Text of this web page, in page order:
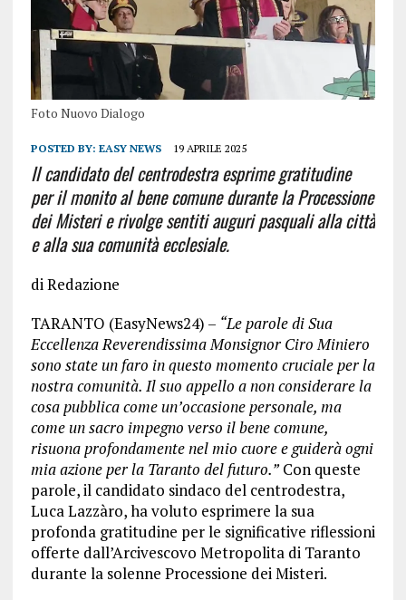
Foto Nuovo Dialogo
POSTED BY: EASY NEWS 19 APRILE 2025
Il candidato del centrodestra esprime gratitudine
per il monito al bene comune durante la Processione
dei Misteri e rivolge sentiti auguri pasquali alla città
e alla sua comunità ecclesiale.
di Redazione
TARANTO (EasyNews24) – “Le parole di Sua
Eccellenza Reverendissima Monsignor Ciro Miniero
sono state un faro in questo momento cruciale per la
nostra comunità. Il suo appello a non considerare la
cosa pubblica come un’occasione personale, ma
come un sacro impegno verso il bene comune,
risuona profondamente nel mio cuore e guiderà ogni
mia azione per la Taranto del futuro.”Con queste
parole, il candidato sindaco del centrodestra,
Luca Lazzàro, ha voluto esprimere la sua
profonda gratitudine per le significative riflessioni
offerte dall’Arcivescovo Metropolita di Taranto
durante la solenne Processione dei Misteri.